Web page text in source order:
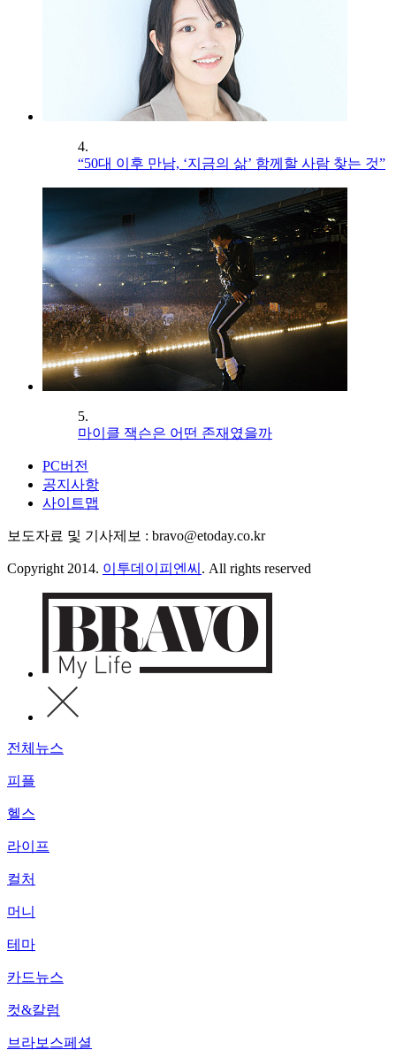
4.
“50대 이후 만남, ‘지금의 삶’ 함께할 사람 찾는 것”
5.
마이클 잭슨은 어떤 존재였을까
PC버전
공지사항
사이트맵
보도자료 및 기사제보 : bravo@etoday.co.kr
Copyright 2014. 이투데이피엔씨 . All rights reserved
전체뉴스
피플
헬스
라이프
컬처
머니
테마
카드뉴스
컷&칼럼
브라보스페셜